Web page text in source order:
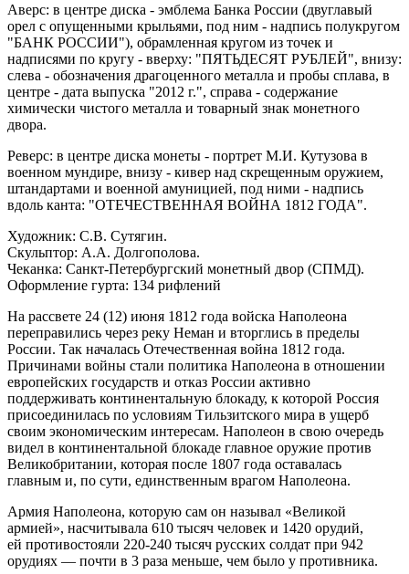
Аверс: в центре диска - эмблема Банка России (двуглавый
орел с опущенными крыльями, под ним - надпись полукругом
"БАНК РОССИИ"), обрамленная кругом из точек и
надписями по кругу - вверху: "ПЯТЬДЕСЯТ РУБЛЕЙ", внизу:
слева - обозначения драгоценного металла и пробы сплава, в
центре - дата выпуска "2012 г.", справа - содержание
химически чистого металла и товарный знак монетного
двора.
Реверс: в центре диска монеты - портрет М.И. Кутузова в
военном мундире, внизу - кивер над скрещенным оружием,
штандартами и военной амуницией, под ними - надпись
вдоль канта: "ОТЕЧЕСТВЕННАЯ ВОЙНА 1812 ГОДА".
Художник: С.В. Сутягин.
Скульптор: А.А. Долгополова.
Чеканка: Санкт-Петербургский монетный двор (СПМД).
Оформление гурта: 134 рифлений
На рассвете 24 (12) июня 1812 года войска Наполеона
переправились через реку Неман и вторглись в пределы
России. Так началась Отечественная война 1812 года.
Причинами войны стали политика Наполеона в отношении
европейских государств и отказ России активно
поддерживать континентальную блокаду, к которой Россия
присоединилась по условиям Тильзитского мира в ущерб
своим экономическим интересам. Наполеон в свою очередь
видел в континентальной блокаде главное оружие против
Великобритании, которая после 1807 года оставалась
главным и, по сути, единственным врагом Наполеона.
Армия Наполеона, которую сам он называл «Великой
армией», насчитывала 610 тысяч человек и 1420 орудий,
ей противостояли 220-240 тысяч русских солдат при 942
орудиях — почти в 3 раза меньше, чем было у противника.